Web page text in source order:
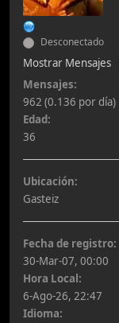
Desconectado
Mostrar Mensajes
Mensajes:
962 (0.136 por día)
Edad:
36
Ubicación:
Gasteiz
Fecha de registro:
30-Mar-07, 00:00
Hora Local:
6-Ago-26, 22:47
Idioma: